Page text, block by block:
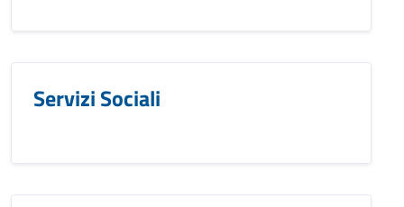
Servizi Sociali